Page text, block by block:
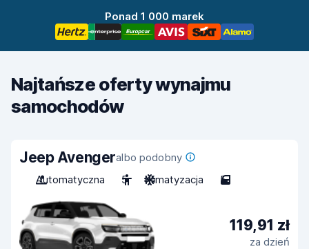
Ponad 1 000 marek
Najtańsze oferty wynajmu
samochodów
Jeep Avengeralbo podobny
Automatyczna
5 Klimatyzacja 5
119,91 zł
za dzień